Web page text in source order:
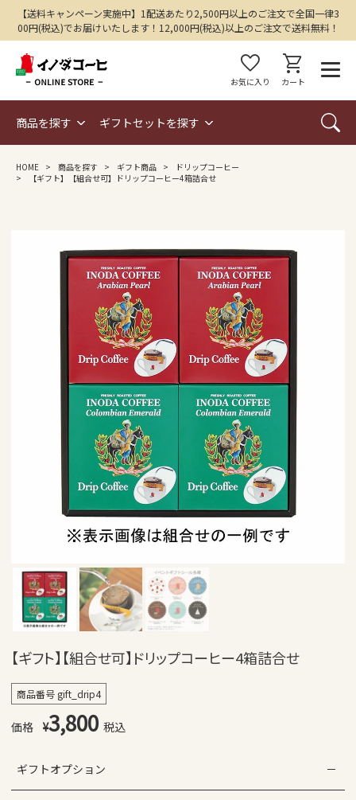
【送料キャンペーン実施中】1配送あたり2,500円以上のご注文で全国一律3
00円(税込)でお届けいたします！12,000円(税込)以上のご注文で送料無料！
favorite
お気に入り
shopping_cart
カート
商品を探す ギフトセットを探す
HOME 商品を探す ギフト商品
ドリップコーヒー
【ギフト】【組合せ可】ドリップコーヒー4箱詰合せ
【ギフト】【組合せ可】ドリップコーヒー4箱詰合せ
商品番号 gift_drip4
¥3,800 税込
ギフトオプション